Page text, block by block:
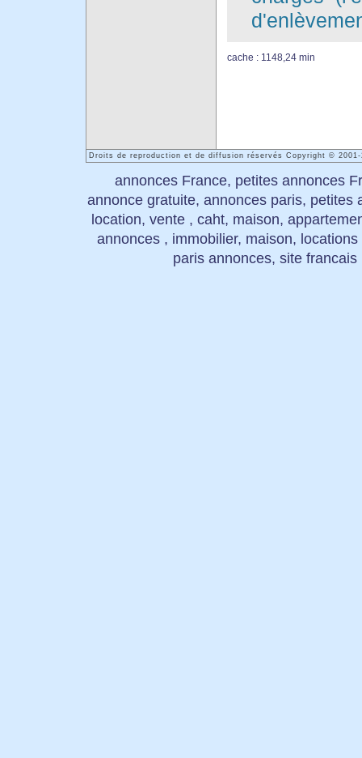
cache : 1148,24 min
Droits de reproduction et de diffusion réservés Copyright ©
annonces France, petites annonces
annonce gratuite, annonces paris, petites
location, vente , caht, maison,
annonces , immobilier, maison,
paris annonces, site